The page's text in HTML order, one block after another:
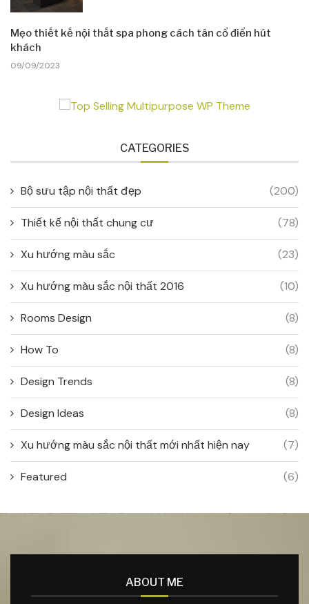
Mẹo thiết kế nội thất spa phong cách tân cổ điển hút
khách
09/09/2023
CATEGORIES
Bộ sưu tập nội thất đẹp (200)
Thiết kế nội thất chung cư (78)
Xu hướng màu sắc (23)
Xu hướng màu sắc nội thất 2016 (10)
Rooms Design (8)
How To (8)
Design Trends (8)
Design Ideas (8)
Xu hướng màu sắc nội thất mới nhất hiện nay (7)
Featured (6)
ABOUT ME